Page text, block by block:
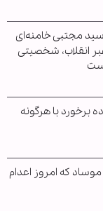
سید مجتبی خامنه‌ای
انقلاب، شخصیتی
برخورد با هرگونه
که امروز اعدام